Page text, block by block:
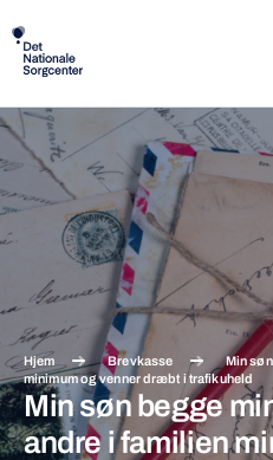
Søg
efter:
Hjem Brevkasse
Min
minimum og venner dræbt i trafikuheld
Min søn begge
andre i familien